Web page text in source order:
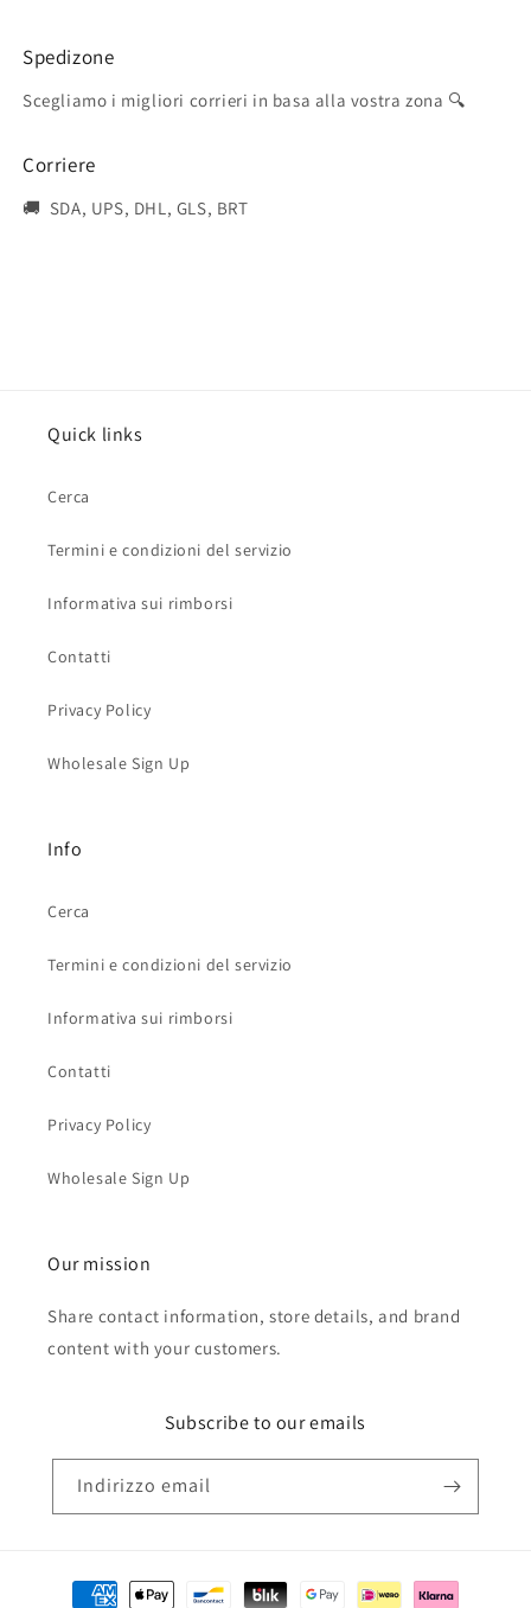
Spedizone
Scegliamo i migliori corrieri in basa alla vostra zona 🔍
Corriere
🚚 SDA, UPS, DHL, GLS, BRT
Quick links
Cerca
Termini e condizioni del servizio
Informativa sui rimborsi
Contatti
Privacy Policy
Wholesale Sign Up
Info
Cerca
Termini e condizioni del servizio
Informativa sui rimborsi
Contatti
Privacy Policy
Wholesale Sign Up
Our mission
Share contact information, store details, and brand
content with your customers.
Subscribe to our emails
Indirizzo email
Metodi